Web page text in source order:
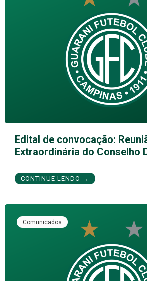
Edital de convocação:
Extraordinária do Conselho
CONTINUE LENDO →
Comunicados